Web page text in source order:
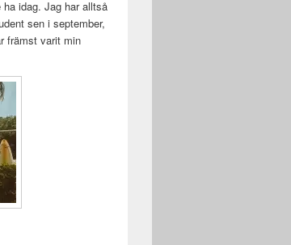
idag. Jag har alltså
sen i september,
främst varit min
åt en student